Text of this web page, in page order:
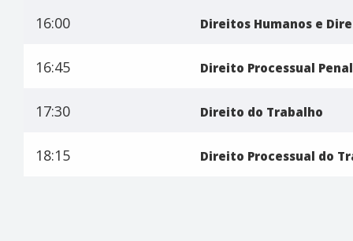
16:00 Direitos Humanos e
16:45 Direito Processual Penal
17:30 Direito do Trabalho
18:15 Direito Processual do